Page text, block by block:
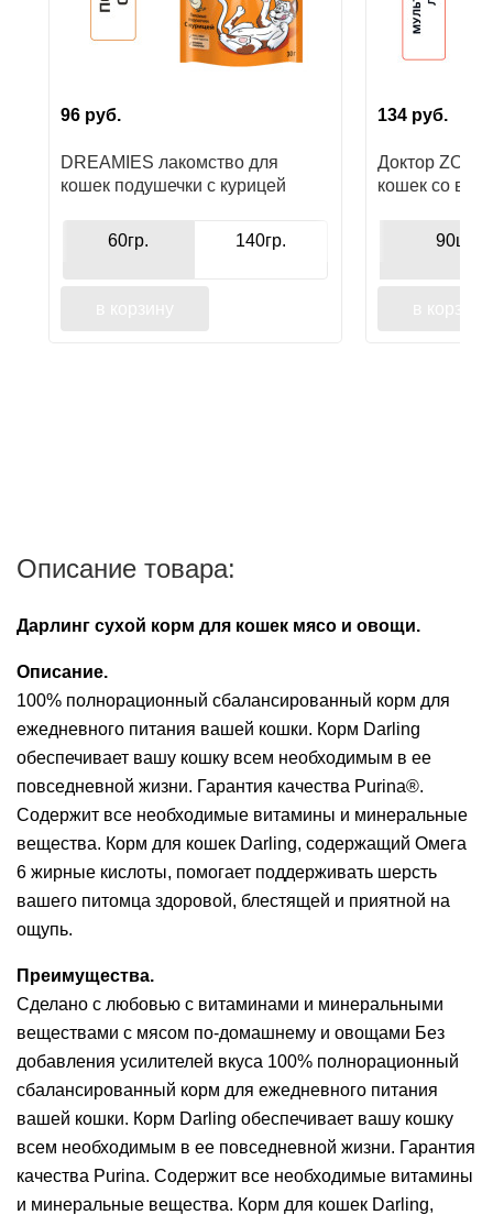
96 руб.
DREAMIES лакомство для
кошек подушечки с курицей
60гр. 140гр.
134 руб.
Доктор ZOO
кошек со
90шт
Описание товара:
Дарлинг сухой корм для кошек мясо и овощи.
Описание.
100% полнорационный сбалансированный корм для
ежедневного питания вашей кошки. Корм Darling
обеспечивает вашу кошку всем необходимым в ее
повседневной жизни. Гарантия качества Purina®.
Содержит все необходимые витамины и минеральные
вещества. Корм для кошек Darling, содержащий Омега
6 жирные кислоты, помогает поддерживать шерсть
вашего питомца здоровой, блестящей и приятной на
ощупь.
Преимущества.
Сделано с любовью c витаминами и минеральными
веществами с мясом по-домашнему и овощами Без
добавления усилителей вкуса 100% полнорационный
сбалансированный корм для ежедневного питания
вашей кошки. Корм Darling обеспечивает вашу кошку
всем необходимым в ее повседневной жизни. Гарантия
качества Purina. Содержит все необходимые витамины
и минеральные вещества. Корм для кошек Darling,